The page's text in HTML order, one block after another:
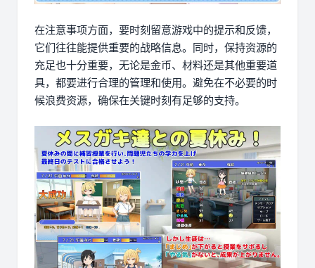
在注意事项方面，要时刻留意游戏中的提示和反馈，
它们往往能提供重要的战略信息。同时，保持资源的
充足也十分重要，无论是金币、材料还是其他重要道
具，都要进行合理的管理和使用。避免在不必要的时
候浪费资源，确保在关键时刻有足够的支持。